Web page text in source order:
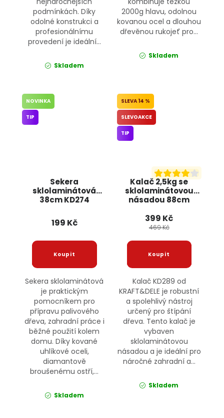
podmínkách. Díky
odolné konstrukci a
profesionálnímu
provedení je ideální...
Skladem
2000g hlavu, odolnou
kovanou ocel a dlouhou
dřevěnou rukojeť pro...
Skladem
Sekera
sklolaminátová
38cm KD274
NOVINKA
TIP
199 Kč
Sekera sklolaminátová
je praktickým
pomocníkem pro
přípravu palivového
dřeva, zahradní práce i
běžné použití kolem
domu. Díky kované
uhlíkové oceli,
diamantově
broušenému ostří,...
Skladem
Kalač 2,5kg se
sklolaminátovou
násadou 88cm
14 %
SLEVOAKCE
TIP
399 Kč
469 Kč
Kalač KD289 od
KRAFT&DELE je robustní
a spolehlivý nástroj
určený pro štípání
dřeva. Tento kalač je
vybaven
sklolaminátovou
násadou a je ideální pro
náročné zahradní a...
Skladem